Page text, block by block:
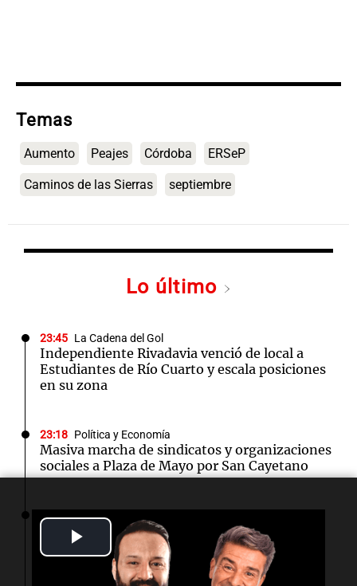
Play
Video
Temas
Aumento Peajes Córdoba ERSeP
Caminos de las Sierras septiembre
Lo último
23:45 La Cadena del Gol
Independiente Rivadavia venció de local a
Estudiantes de Río Cuarto y escala posiciones
en su zona
23:18 Política y Economía
Masiva marcha de sindicatos y organizaciones
sociales a Plaza de Mayo por San Cayetano
23:18 Mundo
México establece un nuevo récord con 393
medallas en los Juegos Centroamericanos